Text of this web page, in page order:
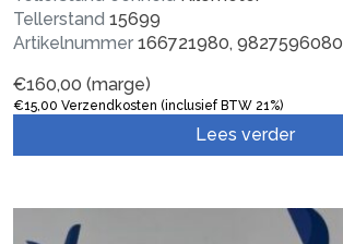
Tellerstand 15699
Artikelnummer 166721980, 9827596080
€160,00 (marge)
€15,00 Verzendkosten (inclusief BTW 21%)
Lees verder